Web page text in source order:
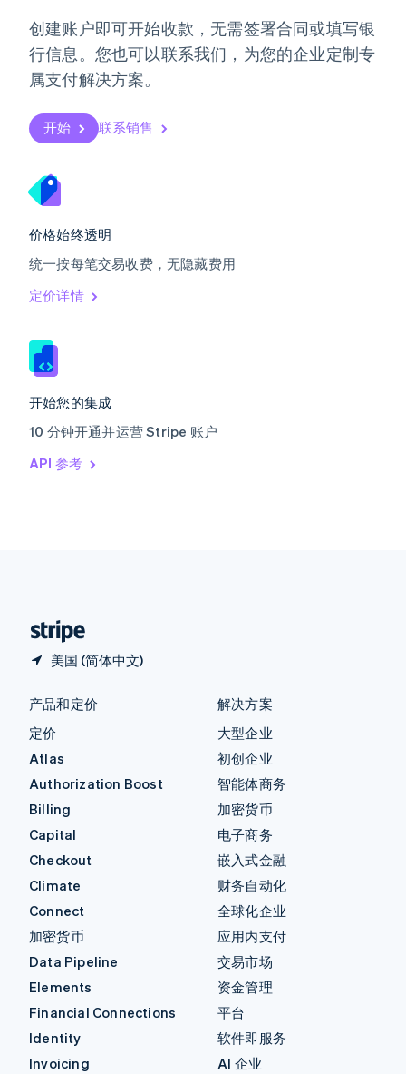
创建账户即可开始收款，无需签署合同或填写银
行信息。您也可以联系我们，为您的企业定制专
属支付解决方案。
开始 联系销售
价格始终透明
统一按每笔交易收费，无隐藏费用
定价详情
开始您的集成
10 分钟开通并运营 Stripe 账户
API 参考
美国 (简体中文)
SvenskaEnglish
瑞士
DeutschFrançais ItalianoEnglish
塞浦路斯
斯洛伐克
English
English
泰国
ไทย
希腊
English
西班牙
Español
新加坡
新西兰
匈牙利
English
ItalianoEnglish
印度
English
产品和定价
定价
Atlas
Authorization Boost
Billing
Capital
Checkout
Climate
Connect
加密货币
Data Pipeline
Elements
Financial Connections
Identity
Invoicing
解决方案
大型企业
初创企业
智能体商务
加密货币
电子商务
嵌入式金融
财务自动化
全球化企业
应用内支付
交易市场
资金管理
平台
软件即服务
AI 企业